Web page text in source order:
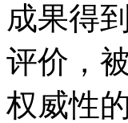
成果得
评价，
权威性